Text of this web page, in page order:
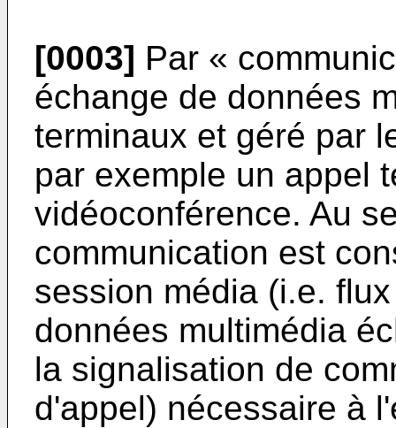
[0003] Par «
échange de données
terminaux et géré par
par exemple un appel
vidéoconférence. Au
communication est
session média (i.e.
données multimédia
la signalisation de
d'appel) nécessaire à